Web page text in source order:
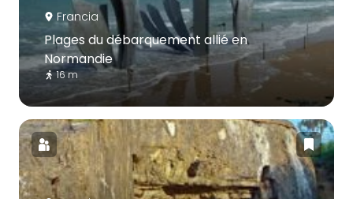
Francia
Plages du débarquement allié en
Normandie
16 m